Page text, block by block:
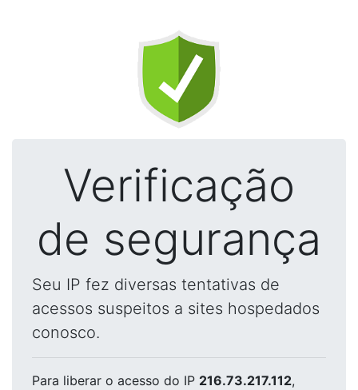
Verificação
de segurança
Seu IP fez diversas tentativas de
acessos suspeitos a sites hospedados
conosco.
Para liberar o acesso do IP 216.73.217.112,